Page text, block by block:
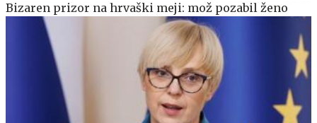
Bizaren prizor na hrvaški meji: mož pozabil ženo